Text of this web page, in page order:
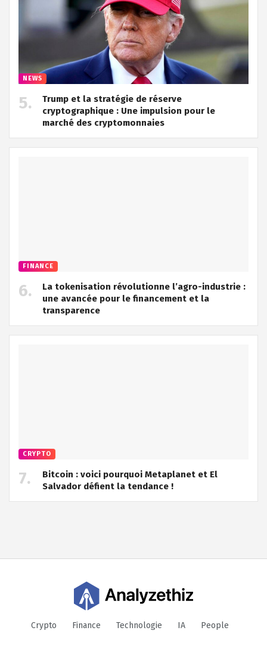
NEWS
Trump et la stratégie de réserve
cryptographique : Une impulsion pour le
marché des cryptomonnaies
FINANCE
La tokenisation révolutionne l’agro-industrie :
une avancée pour le financement et la
transparence
CRYPTO
Bitcoin : voici pourquoi Metaplanet et El
Salvador défient la tendance !
Crypto Finance Technologie IA People